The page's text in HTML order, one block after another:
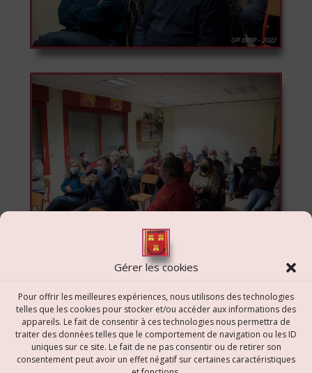
Gérer les cookies
Pour offrir les meilleures expériences, nous utilisons des technologies
telles que les cookies pour stocker et/ou accéder aux informations des
appareils. Le fait de consentir à ces technologies nous permettra de
traiter des données telles que le comportement de navigation ou les ID
uniques sur ce site. Le fait de ne pas consentir ou de retirer son
consentement peut avoir un effet négatif sur certaines caractéristiques
Navigation
de